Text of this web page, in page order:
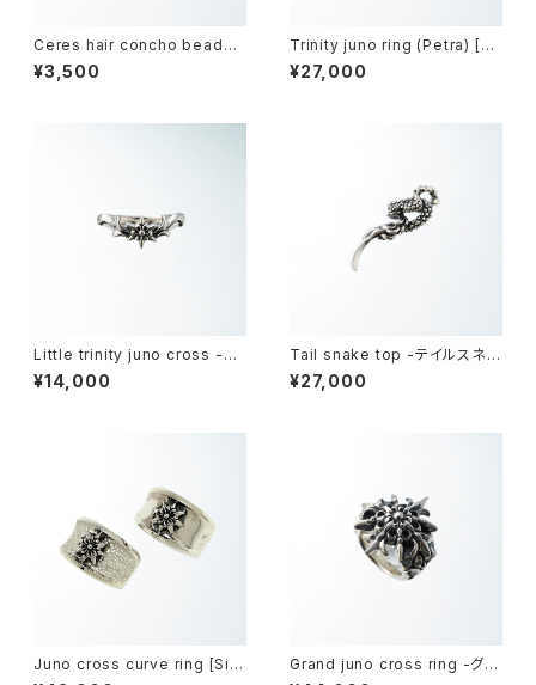
Ceres hair concho beads -
ケレス・ヘアコンチョビーズ-
¥3,500
Trinity juno ring (Petra) [Bl
ack zirconia] -トリニティジュ
ノー・リング-
¥27,000
Little trinity juno cross -リ
トルトリニティジュノークロス-
¥14,000
Tail snake top -テイルスネー
クトップ-
¥27,000
Juno cross curve ring [Silv
Grand juno cross ring -グラ